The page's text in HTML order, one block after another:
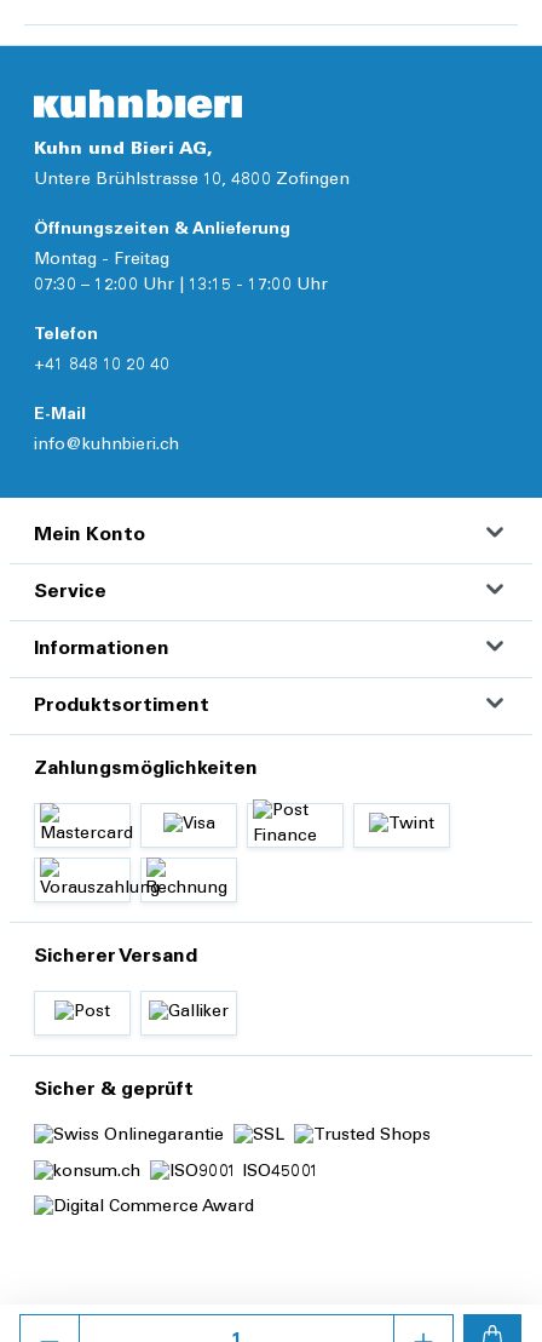
Kuhn und Bieri AG,
Untere Brühlstrasse 10, 4800 Zofingen
Öffnungszeiten & Anlieferung
Montag - Freitag
07:30 – 12:00 Uhr | 13:15 - 17:00 Uhr
Telefon
+41 848 10 20 40
E-Mail
info@kuhnbieri.ch
Mein Konto
Service
Informationen
Produktsortiment
Zahlungsmöglichkeiten
Sicherer Versand
Sicher & geprüft